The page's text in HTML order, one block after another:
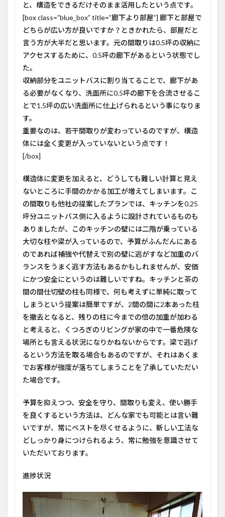
と、 構造をできるだけそのまま活用したという点です。
[box class=”blue_box” title=”廊下より部屋”] 廊下と部屋で
どちらが広い方が良いですか？ときかれたら、部屋だと
言う方が大半だと思います。元の間取りは0.5坪の収納に
アクセスするために、0.5坪の廊下があるという状態でし
た。
収納部分をユニットバスに割り当てることで、廊下があ
る必要がなくなり、洗面所に0.5坪の廊下を合流させるこ
とで1.5坪の広い洗面所に仕上げられるという事になりま
す。
重要なのは、若干間取りが変わっているのですが、構造
体には全く変更が入っていないという点です！
[/box]
構造体に変更を加えると、どうしても難しい計算と見え
ないところに手間のかかる加工が増えてしまいます。こ
の間取りも他社の提案したプランでは、キッチンを0.25
坪分ユニットバス側に入るように設計されているものも
ありましたが、このキッチンの壁には二階が乗っている
大切な柱や梁が入っているので、予算がふんだんにある
のであれば補強や代替えで別の壁に逃がすなど加重のバ
ランスをうまく逃す方法もあるかもしれませんが、安価
にかつ安全にというのは難しいですね。キッチンと茶の
間の間仕切壁の柱も同様で、何も考えずに単純に取って
しまうという提案は簡単ですが、2間の間に2本あった柱
を撤去となると、残りの柱に今までの倍の加重が加わる
と考えると、くつろぎのリビングが家の中で一番危険な
場所とも言える状況になりかねないからです。梁で逃げ
るという方法を取る場合もあるのですが、それはあくま
でお客様が強度が落ちてしまうことを了承していただい
た場合です。
予算を抑えつつ、安全を守り、間取りも変え、使い勝手
を良くするという方法は、どんな家でも可能とは言い難
いですが、常にベストを尽くせるように、新しい工法な
どしっかり身につけられるよう、常に勉強を意識させて
いただいております。
進捗状況